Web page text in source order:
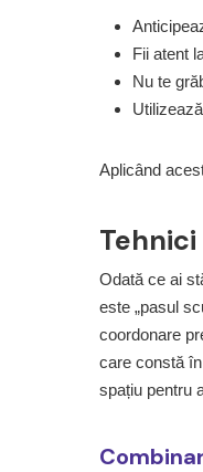
Fii atent
Nu te
Aplicând
Odată ce ai
este „pasul
coordonare
care constă
spațiu pentru